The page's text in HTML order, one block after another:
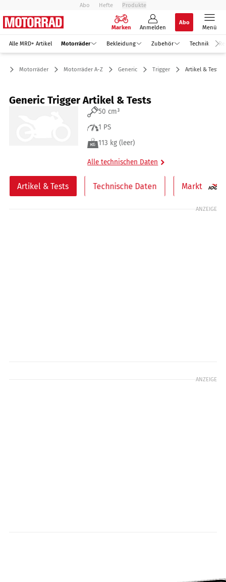
Abo Hefte Produkte
Marken Anmelden
Abo
Menü
Alle MRD+ Artikel Motorräder Bekleidung Zubehör Technik
Motorräder Motorräder A-Z Generic Trigger Artikel & Tests
Generic Trigger Artikel & Tests
50 cm³
1 PS
113 kg (leer)
Alle technischen Daten
Artikel & Tests Technische Daten Markt
ANZEIGE
ANZEIGE